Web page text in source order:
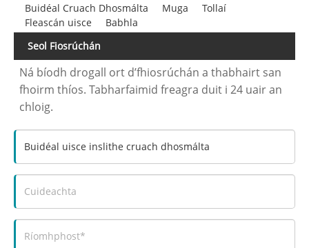
Buidéal Cruach Dhosmálta
Muga
Tollaí
Fleascán uisce
Babhla
Seol Fiosrúchán
Ná bíodh drogall ort d’fhiosrúchán a thabhairt san
fhoirm thíos. Tabharfaimid freagra duit i 24 uair an
chloig.